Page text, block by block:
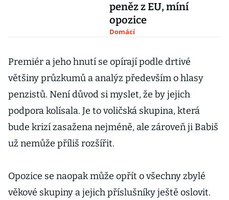
peněz z EU, míní
opozice
Domácí
Premiér a jeho hnutí se opírají podle drtivé
většiny průzkumů a analýz především o hlasy
penzistů. Není důvod si myslet, že by jejich
podpora kolísala. Je to voličská skupina, která
bude krizí zasažena nejméně, ale zároveň ji Babiš
už nemůže příliš rozšířit.
Opozice se naopak může opřít o všechny zbylé
věkové skupiny a jejich příslušníky ještě oslovit.